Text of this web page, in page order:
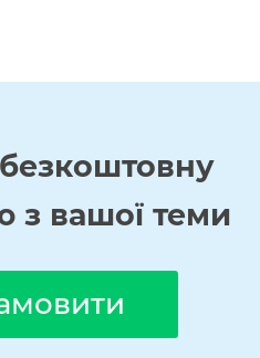
безкоштовну
з вашої теми